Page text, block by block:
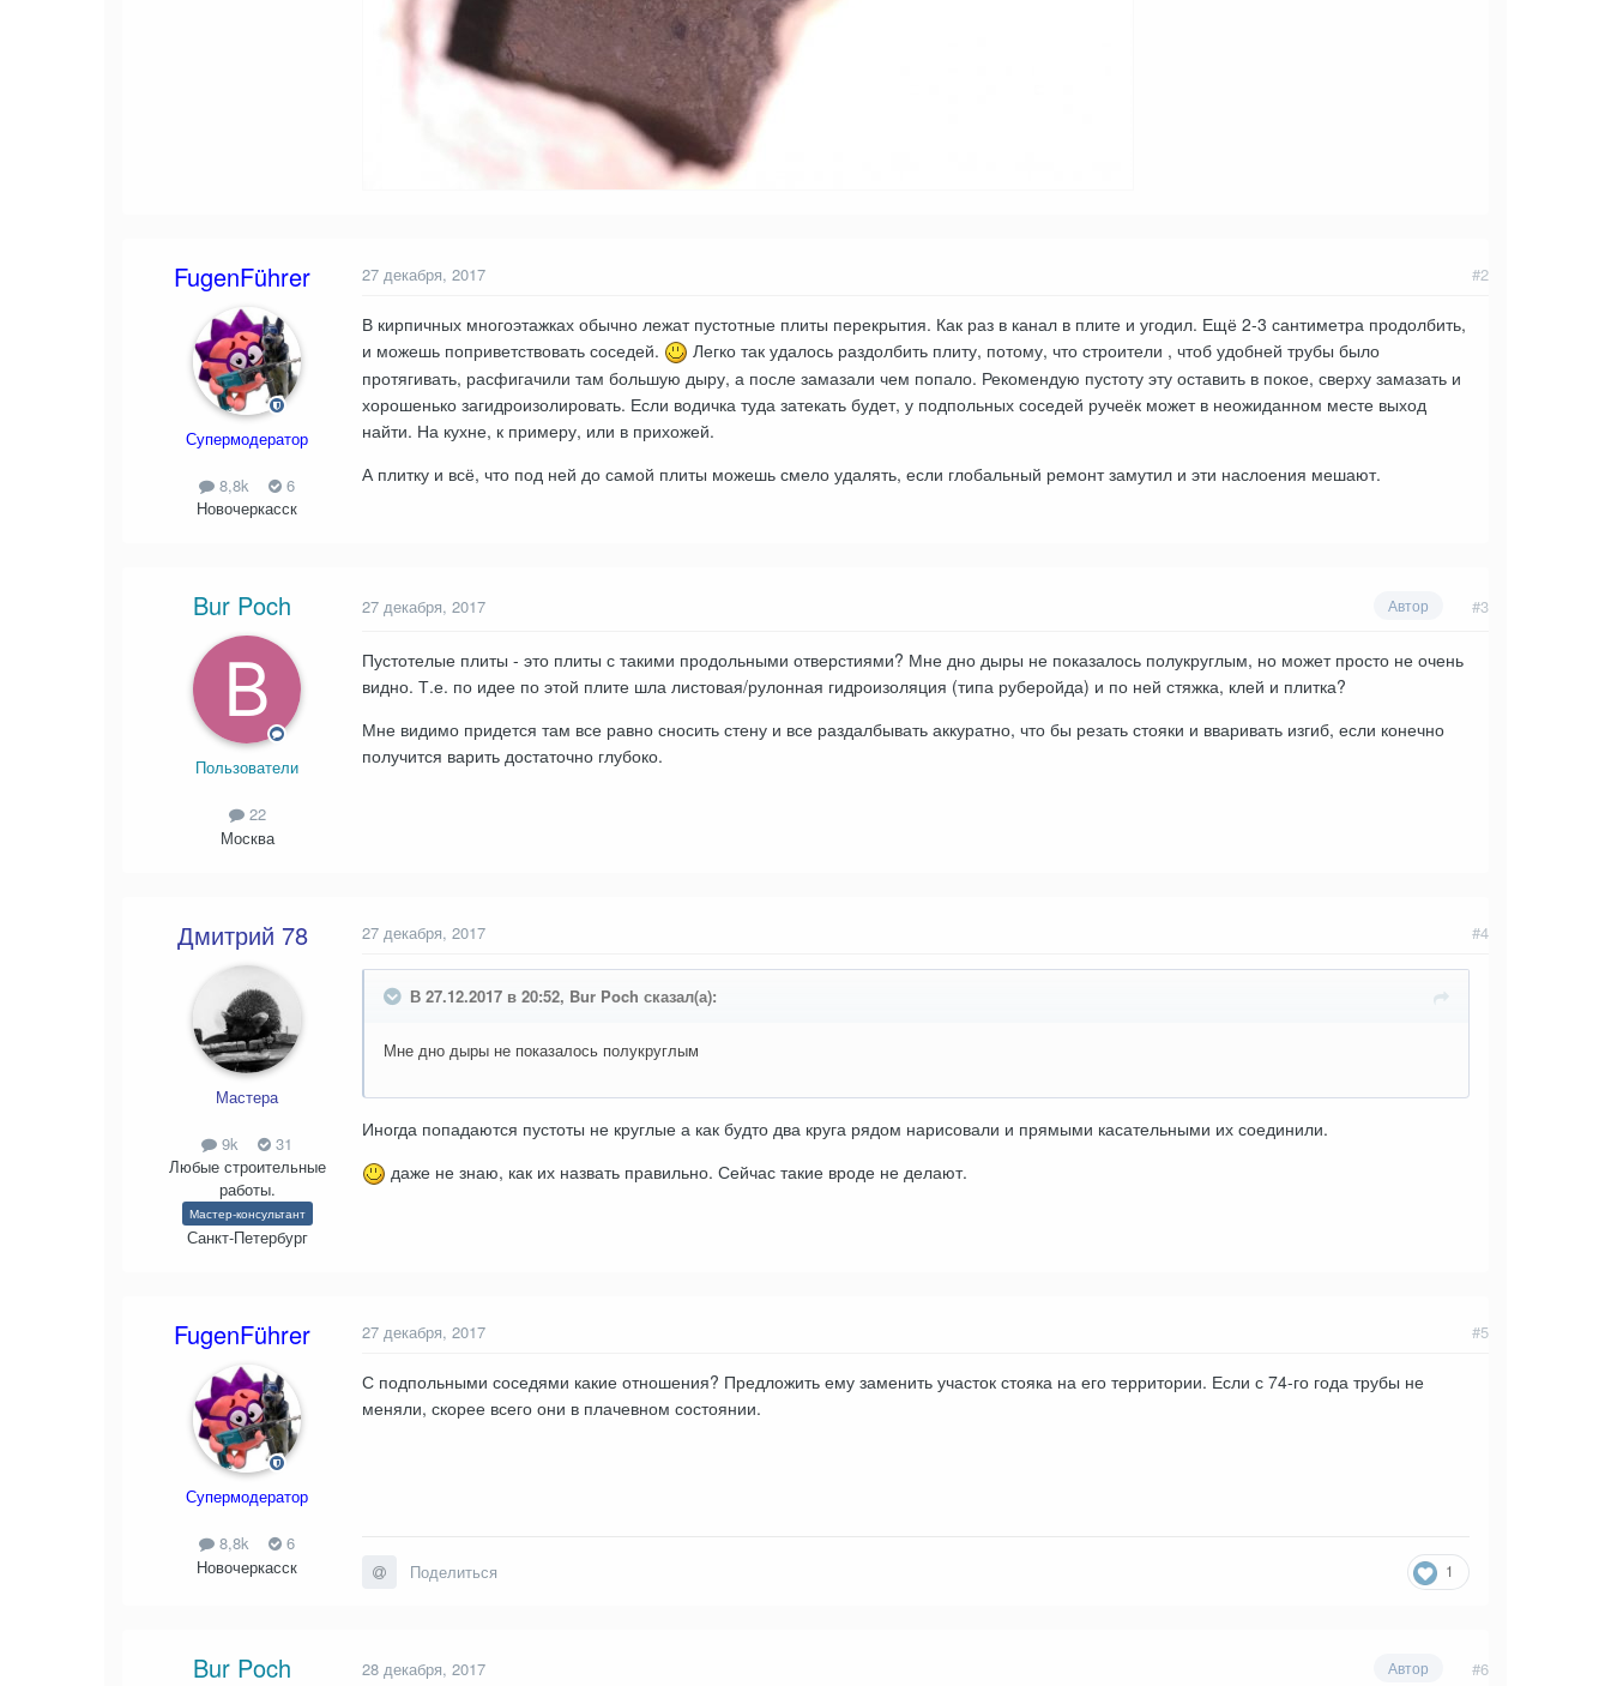
FugenFührer
Супермодератор
8,8k
6
Новочеркасск
#2
27 декабря, 2017
В кирпичных многоэтажках обычно лежат пустотные плиты перекрытия. Как раз в канал в плите и угодил. Ещё 2-3 сантиметра продолбить,
и можешь поприветствовать соседей.
Легко так удалось раздолбить плиту, потому, что строители , чтоб удобней трубы было
протягивать, расфигачили там большую дыру, а после замазали чем попало. Рекомендую пустоту эту оставить в покое, сверху замазать и
хорошенько загидроизолировать. Если водичка туда затекать будет, у подпольных соседей ручеёк может в неожиданном месте выход
найти. На кухне, к примеру, или в прихожей.
А плитку и всё, что под ней до самой плиты можешь смело удалять, если глобальный ремонт замутил и эти наслоения мешают.
Bur Poch
Пользователи
22
Москва
Автор #3
27 декабря, 2017
Пустотелые плиты - это плиты с такими продольными отверстиями? Мне дно дыры не показалось полукруглым, но может просто не очень
видно. Т.е. по идее по этой плите шла листовая/рулонная гидроизоляция (типа руберойда) и по ней стяжка, клей и плитка?
Мне видимо придется там все равно сносить стену и все раздалбывать аккуратно, что бы резать стояки и вваривать изгиб, если конечно
получится варить достаточно глубоко.
Дмитрий 78
Мастера
9k
31
Любые строительные
работы.
Мастер-консультант
Санкт-Петербург
#4
27 декабря, 2017
В 27.12.2017 в 20:52, Bur Poch сказал(а):
Мне дно дыры не показалось полукруглым
Иногда попадаются пустоты не круглые а как будто два круга рядом нарисовали и прямыми касательными их соединили.
даже не знаю, как их назвать правильно. Сейчас такие вроде не делают.
FugenFührer
Супермодератор
8,8k
6
Новочеркасск
#5
27 декабря, 2017
С подпольными соседями какие отношения? Предложить ему заменить участок стояка на его территории. Если с 74-го года трубы не
меняли, скорее всего они в плачевном состоянии.
1
Поделиться
Bur Poch Автор #6
28 декабря, 2017